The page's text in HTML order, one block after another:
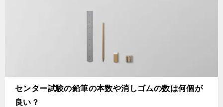
センター試験の鉛筆の本数や消しゴムの数は何個が
良い？